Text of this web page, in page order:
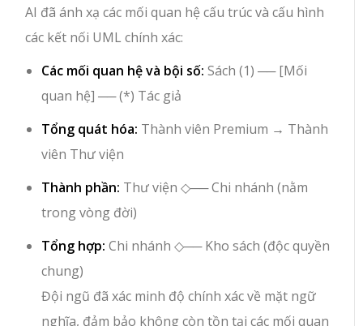
AI đã ánh xạ các mối quan hệ cấu trúc và cấu hình
các kết nối UML chính xác:
Các mối quan hệ và bội số: Sách (1) ── [Mối
quan hệ] ── (*) Tác giả
Tổng quát hóa: Thành viên Premium → Thành
viên Thư viện
Thành phần: Thư viện ◇──Chi nhánh (nằm
trong vòng đời)
Tổng hợp: Chi nhánh ◇──Kho sách (độc quyền
chung)
Đội ngũ đã xác minh độ chính xác về mặt ngữ
nghĩa, đảm bảo không còn tồn tại các mối quan